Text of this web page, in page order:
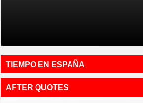
TIEMPO EN ESPAÑA
AFTER QUOTES